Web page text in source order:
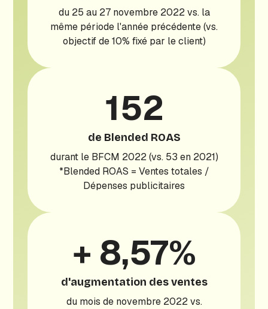
du 25 au 27 novembre 2022 vs. la
même période l'année précédente (vs.
objectif de 10% fixé par le client)
152
de Blended ROAS
durant le BFCM 2022 (vs. 53 en 2021)
*Blended ROAS = Ventes totales /
Dépenses publicitaires
+ 8,57%
d'augmentation des ventes
du mois de novembre 2022 vs.